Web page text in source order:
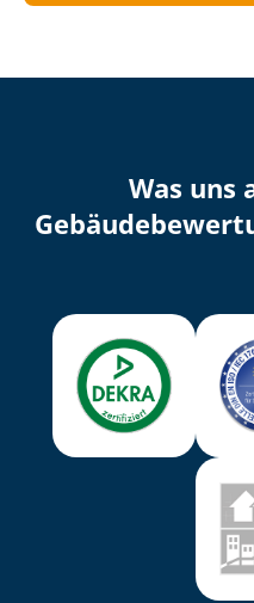
Was uns